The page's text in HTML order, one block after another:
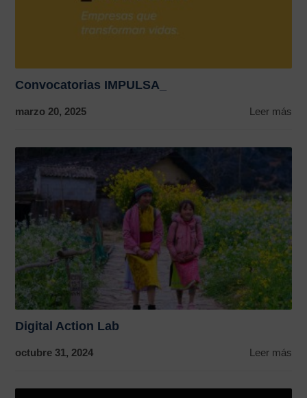
Convocatorias IMPULSA_
marzo 20, 2025 Leer más
Digital Action Lab
octubre 31, 2024 Leer más